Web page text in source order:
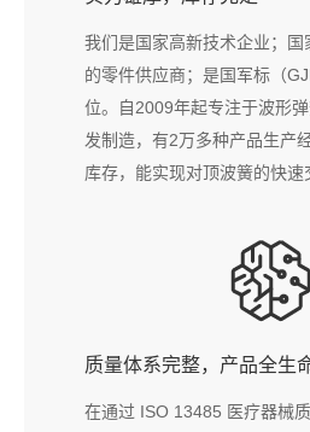
我们是国家高新技术企业；
的零件供应商；是国军标（
位。自2009年起专注于波形
发制造，有2万多种产品生产
库存，能实现对顶波簧的快速
质量体系完整，产品全生
在通过 ISO 13485 医疗器械